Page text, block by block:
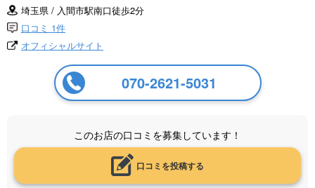
埼玉県 / 入間市駅南口徒歩2分
口コミ 1件
オフィシャルサイト
070-2621-5031
このお店の口コミを募集しています！
口コミを投稿する